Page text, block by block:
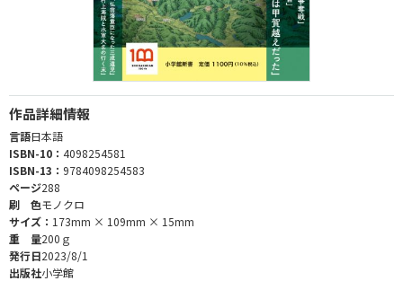
作品詳細情報
言語日本語
ISBN-10： 4098254581
ISBN-13： 9784098254583
ページ288
刷 色モノクロ
サイズ： 173mm × 109mm × 15mm
重 量200ｇ
発行日2023/8/1
出版社小学館